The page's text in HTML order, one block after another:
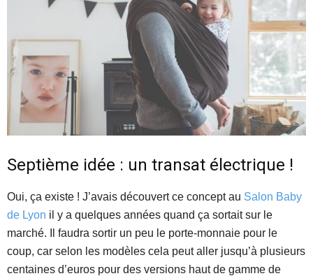
Septième idée : un transat électrique !
Oui, ça existe ! J’avais découvert ce concept au Salon Baby
de Lyon il y a quelques années quand ça sortait sur le
marché. Il faudra sortir un peu le porte-monnaie pour le
coup, car selon les modèles cela peut aller jusqu’à plusieurs
centaines d’euros pour des versions haut de gamme de